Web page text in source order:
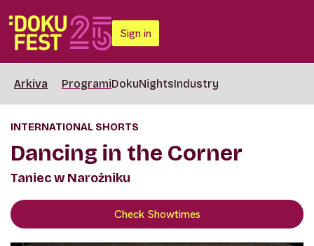
Sign in
Arkiva ProgramiDokuNightsIndustry
INTERNATIONAL SHORTS
Dancing in the Corner
Taniec w Narożniku
Check Showtimes